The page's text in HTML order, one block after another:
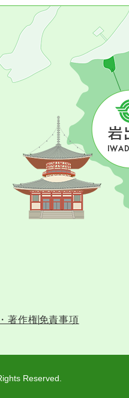
著作権免責事項
Reserved.